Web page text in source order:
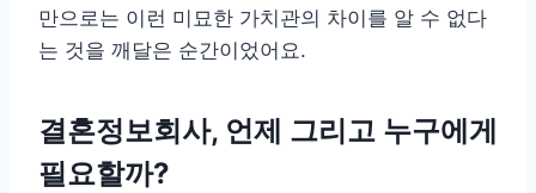
만으로는 이런 미묘한 가치관의 차이를 알 수 없다
는 것을 깨달은 순간이었어요.
결혼정보회사, 언제 그리고 누구에게
필요할까?